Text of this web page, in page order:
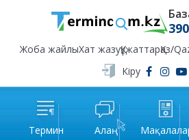
Жоба жайлыХат жазуҚұжаттарҚаз/
Кіру
Термин Алаң